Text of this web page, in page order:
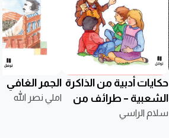
حكايات أدبية من الذاكرة
الشعبية – طرائف من
تراثنا لطلاب اليوم
سلام الراسي
الجمر الغافي
املي نصر الله